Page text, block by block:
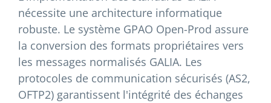
nécessite une architecture informatique
robuste. Le système GPAO Open-Prod assure
la conversion des formats propriétaires vers
les messages normalisés GALIA. Les
protocoles de communication sécurisés (AS2,
OFTP2) garantissent l'intégrité des échanges